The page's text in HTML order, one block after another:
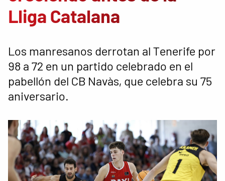
Lliga Catalana
Los manresanos derrotan al Tenerife por
98 a 72 en un partido celebrado en el
pabellón del CB Navàs, que celebra su 75
aniversario.